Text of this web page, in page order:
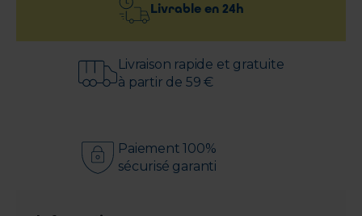
Livrable en 24h
Livraison rapide et gratuite
à partir de 59 €
Paiement 100%
sécurisé garanti